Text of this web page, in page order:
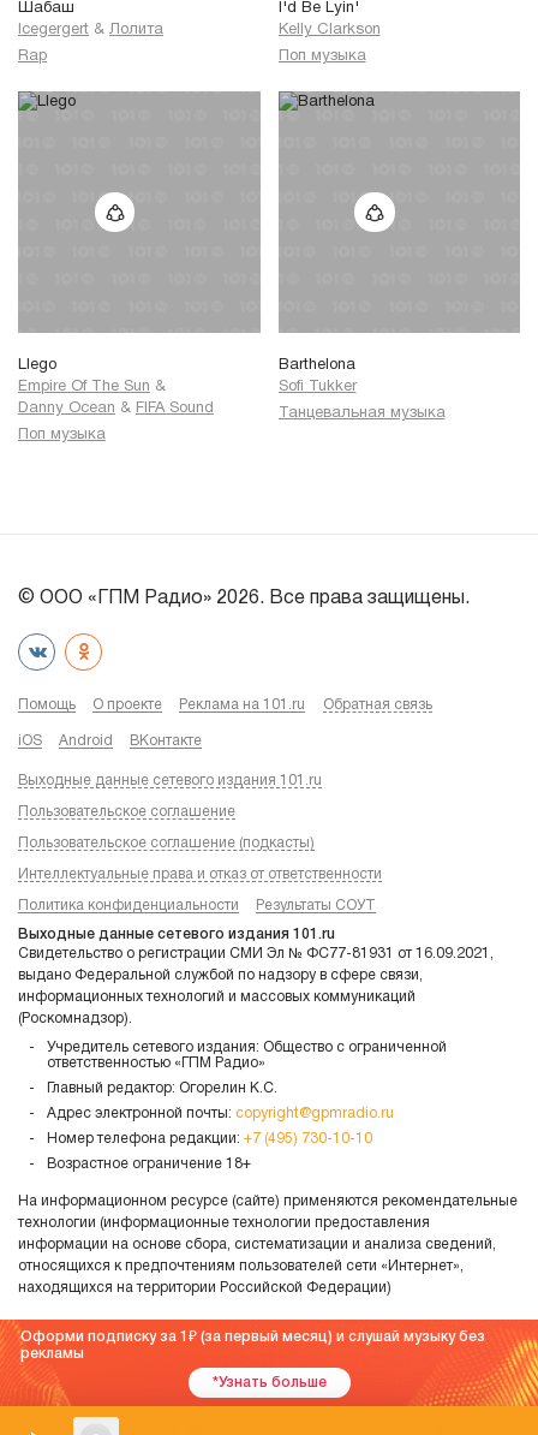
Шабаш
Icegergert & Лолита
Rap
I'd Be Lyin'
Kelly Clarkson
Поп музыка
Llego
Empire Of The Sun &
Danny Ocean & FIFA Sound
Поп музыка
Barthelona
Sofi Tukker
Танцевальная музыка
© ООО «ГПМ Радио» 2026. Все права защищены.
Помощь О проекте Реклама на 101.ru Обратная связь
iOS Android ВКонтакте
Выходные данные сетевого издания 101.ru
Пользовательское соглашение
Пользовательское соглашение (подкасты)
Интеллектуальные права и отказ от ответственности
Политика конфиденциальности Результаты СОУТ
Выходные данные сетевого издания 101.ru
Свидетельство о регистрации СМИ Эл № ФС77-81931 от 16.09.2021,
выдано Федеральной службой по надзору в сфере связи,
информационных технологий и массовых коммуникаций
(Роскомнадзор).
Учредитель сетевого издания: Общество с ограниченной
ответственностью «ГПМ Радио»
Главный редактор: Огорелин К.С.
Адрес электронной почты: copyright@gpmradio.ru
Номер телефона редакции: +7 (495) 730-10-10
Возрастное ограничение 18+
На информационном ресурсе (сайте) применяются рекомендательные
технологии (информационные технологии предоставления
информации на основе сбора, систематизации и анализа сведений,
относящихся к предпочтениям пользователей сети «Интернет»,
находящихся на территории Российской Федерации)
Оформи подписку за 1
(за первый месяц) и слушай музыку без
рекламы
*Узнать больше